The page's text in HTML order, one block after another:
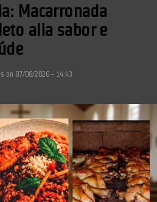
Macarronada
alia sabor e
on 07/08/2026 - 14:43